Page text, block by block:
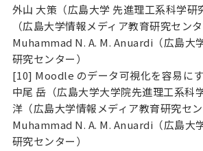
外山 大策（広島大学 先進理工系科学研
（広島大学情報メディア教育研究センタ
Muhammad N. A. M. Anuardi（広島大
研究センター）
[10] Moodle のデータ可視化を容易に
中尾 岳（広島大学大学院先進理工系科
洋（広島大学情報メディア教育研究セン
Muhammad N. A. M. Anuardi（広島大
研究センター）